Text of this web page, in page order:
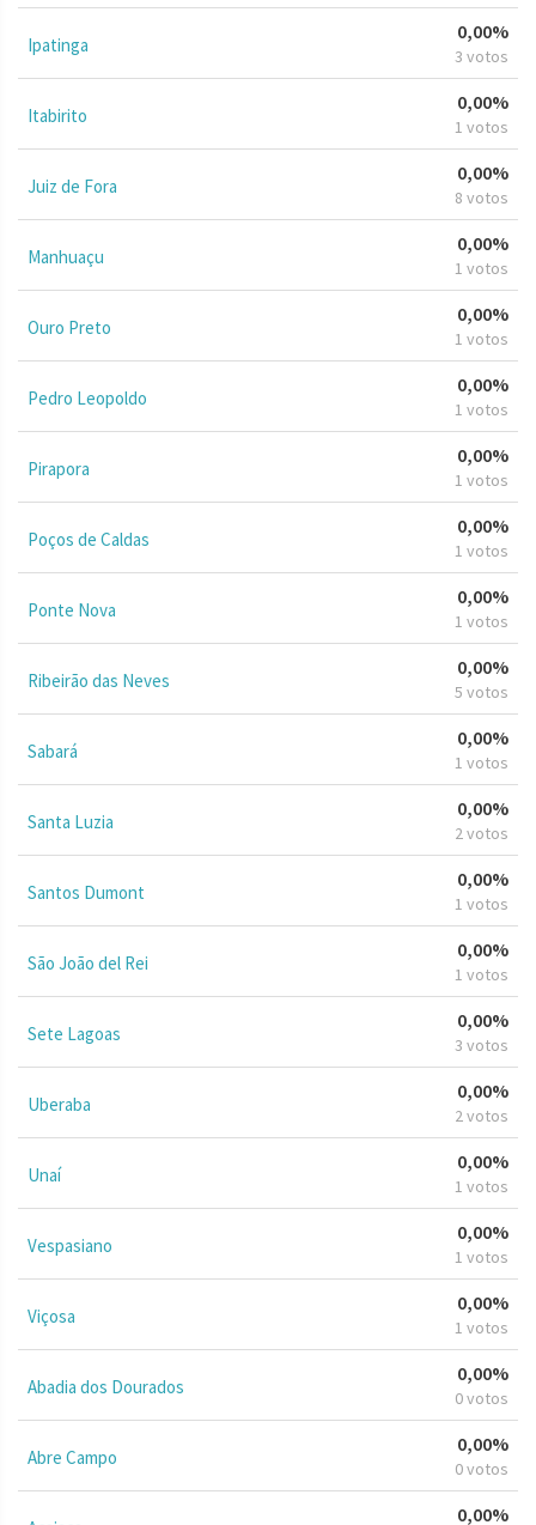
Ipatinga
0,00%
3 votos
Itabirito
0,00%
1 votos
Juiz de Fora
0,00%
8 votos
Manhuaçu
0,00%
1 votos
Ouro Preto
0,00%
1 votos
Pedro Leopoldo
0,00%
1 votos
Pirapora
0,00%
1 votos
Poços de Caldas
0,00%
1 votos
Ponte Nova
0,00%
1 votos
Ribeirão das Neves
0,00%
5 votos
Sabará
0,00%
1 votos
Santa Luzia
0,00%
2 votos
Santos Dumont
0,00%
1 votos
São João del Rei
0,00%
1 votos
Sete Lagoas
0,00%
3 votos
Uberaba
0,00%
2 votos
Unaí
0,00%
1 votos
Vespasiano
0,00%
1 votos
Viçosa
0,00%
1 votos
Abadia dos Dourados
0,00%
0 votos
Abre Campo
0,00%
0 votos
0,00%